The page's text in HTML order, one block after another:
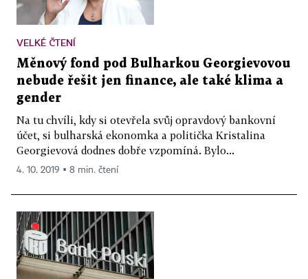
VELKÉ ČTENÍ
Měnový fond pod Bulharkou Georgievovou
nebude řešit jen finance, ale také klima a
gender
Na tu chvíli, kdy si otevřela svůj opravdový bankovní
účet, si bulharská ekonomka a politička Kristalina
Georgievová dodnes dobře vzpomíná. Bylo...
4. 10. 2019 ▪ 8 min. čtení